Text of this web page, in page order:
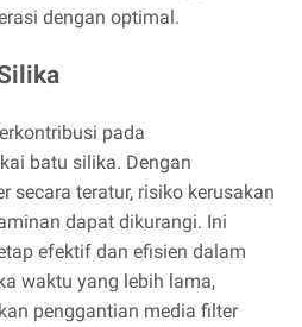
dengan optimal.
pada
batu silika. Dengan
secara teratur, risiko kerusakan
dapat dikurangi. Ini
efektif dan efisien dalam
waktu yang lebih lama,
penggantian media filter